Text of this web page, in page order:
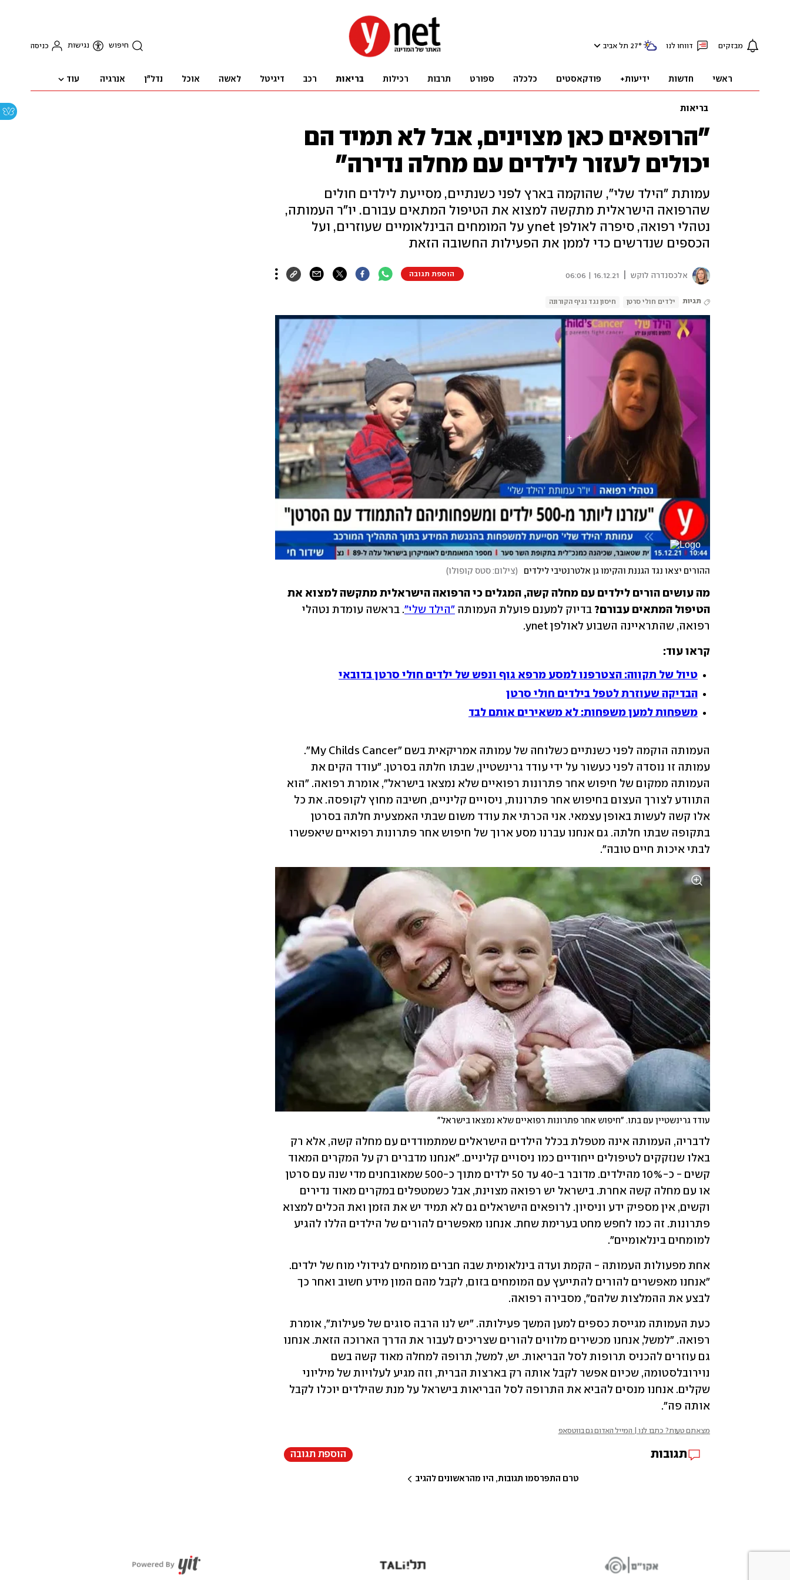
מבזקים דווחו לנו 27° תל אביב חיפוש נגישות כניסה
ראשי חדשות ידיעות+ פודקאסטים כלכלה ספורט תרבות רכילות בריאות רכב דיגיטל לאשה אוכל נדל"ן אנרגיה עוד
בריאות
"הרופאים כאן מצוינים, אבל לא תמיד הם
יכולים לעזור לילדים עם מחלה נדירה"
עמותת "הילד שלי", שהוקמה בארץ לפני כשנתיים, מסייעת לילדים חולים
שהרפואה הישראלית מתקשה למצוא את הטיפול המתאים עבורם. יו"ר העמותה,
נטהלי רפואה, סיפרה לאולפן ynet על המומחים הבינלאומיים שעוזרים, ועל
הכספים שנדרשים כדי לממן את הפעילות החשובה הזאת
אלכסנדרה לוקש 16.12.21 | 06:06 הוספת תגובה
תגיות ילדים חולי סרטן חיסון נגד נגיף הקורונה
ההורים יצאו נגד הגננת והקימו גן אלטרנטיבי לילדים (צילום: סטס קופולו)
הטיפול המתאים עבורם? בדיוק למענם פועלת העמותה "הילד שלי"
רפואה, שהתראיינה השבוע לאולפן ynet.
קראו עוד:
טיול של תקווה: הצטרפנו למסע מרפא גוף ונפש של ילדים חולי סרטן בדובאי
הבדיקה שעוזרת לטפל בילדים חולי סרטן
משפחות למען משפחות: לא משאירים אותם לבד
לבתי איכות חיים טובה".
עודד גרינשטיין עם בתו. "חיפוש אחר פתרונות רפואיים שלא נמצאו בישראל"
למומחים בינלאומיים".
לבצע את ההמלצות שלהם", מסבירה רפואה.
אותה פה".
מצאתם טעות? כתבו לנו | המייל האדום גם בווטסאפ
תגובות הוספת תגובה
טרם התפרסמו תגובות, היו מהראשונים להגיב